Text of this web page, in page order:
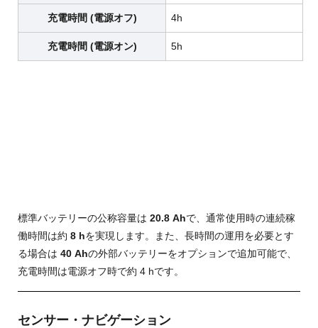
充電時間 (電源オフ) 4h
充電時間 (電源オン) 5h
標準バッテリーの公称容量は 20.8 Ahで、通常使用時の連続稼
働時間は約 8 hを実現します。また、長時間の運用を必要とす
る場合は 40 Ahの外部バッテリーをオプションで追加可能で
充電時間は電源オフ時で約 4 hです。
センサー・ナビゲーション